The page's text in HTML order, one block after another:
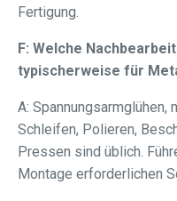
Fertigung.
F: Welche
typischerweise für
A: Spannungsarmglühen,
Schleifen, Polieren,
Pressen sind üblich.
Montage erforderlichen